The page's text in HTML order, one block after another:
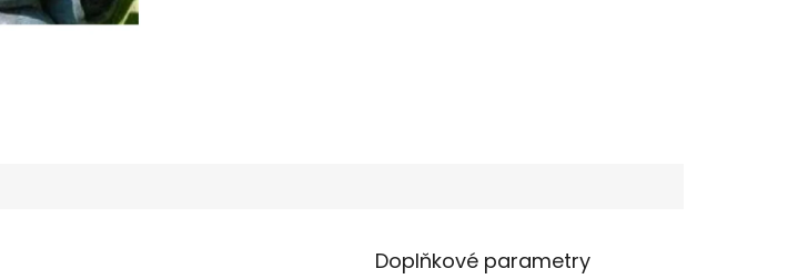
Doplňkové parametry